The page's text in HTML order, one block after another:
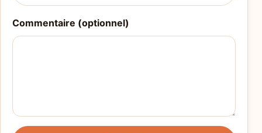
Commentaire (optionnel)